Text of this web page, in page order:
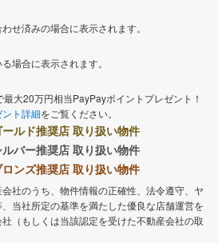
せ済みの場合に表示されます。
場合に表示されます。
最大20万円相当PayPayポイントプレゼント！
ト詳細をご覧ください。
ールド推奨店 取り扱い物件
ルバー推奨店 取り扱い物件
ロンズ推奨店 取り扱い物件
社のうち、物件情報の正確性、法令遵守、ヤ
当社所定の基準を満たした優良な店舗運営を
（もしくは当該認定を受けた不動産会社の取